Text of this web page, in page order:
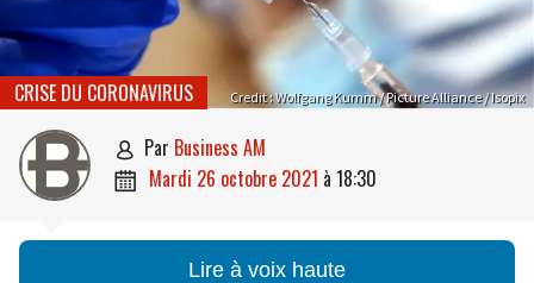
Credit : Wolfgang Kumm / Picture Alliance / Isopix
CRISE DU CORONAVIRUS
 par Business AM
 mardi 26 octobre 2021 à 18:30
Lire à voix haute